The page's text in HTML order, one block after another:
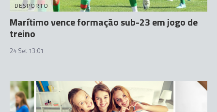
DESPORTO
Marítimo vence formação sub-23 em jogo de
treino
24 Set 13:01